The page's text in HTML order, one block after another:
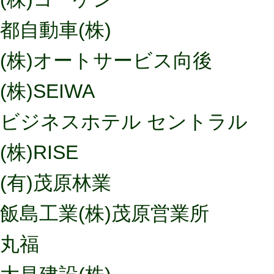
都自動車(株)
(株)オートサービス向後
(株)SEIWA
ビジネスホテル セントラル
(株)RISE
(有)茂原林業
飯島工業(株)茂原営業所
丸福